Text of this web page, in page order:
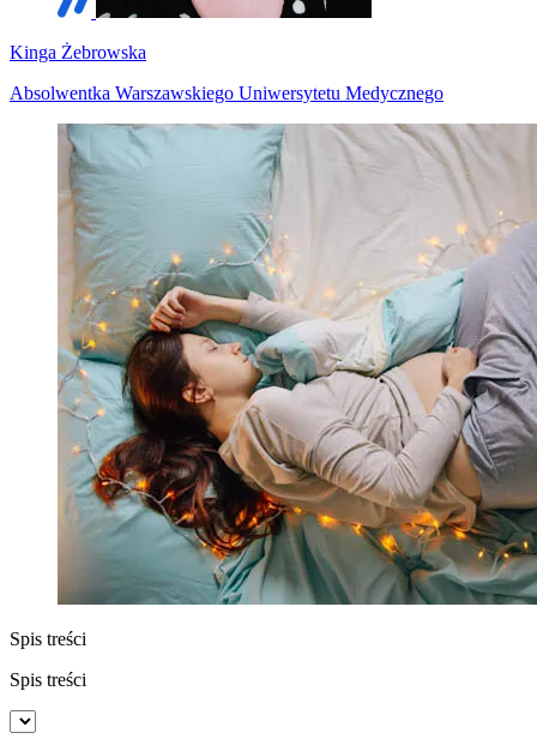
Kinga Żebrowska
Absolwentka Warszawskiego Uniwersytetu Medycznego
Spis treści
Spis treści